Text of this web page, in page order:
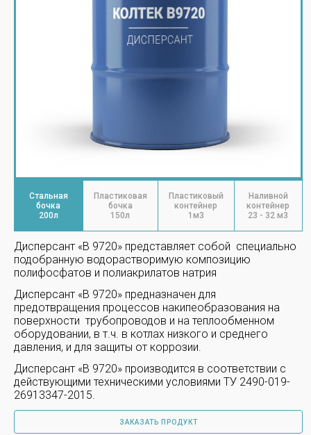
Стальная
бочка
200л
Пластиковая
бочка
150л
Пластиковый
контейнер
1м3
Наливной
контейнер
23 - 32 м3
Дисперсант «В 9720» представляет собой специально
подобранную водорастворимую композицию
полифосфатов и полиакрилатов натрия
Дисперсант «В 9720» предназначен для
предотвращения процессов накипеобразования на
поверхности трубопроводов и на теплообменном
оборудовании, в т.ч. в котлах низкого и среднего
давления, и для защиты от коррозии.
Дисперсант «В 9720» производится в соответствии с
действующими техническими условиями ТУ 2490-019-
26913347-2015.
ЗАКАЗАТЬ ПРОДУКТ